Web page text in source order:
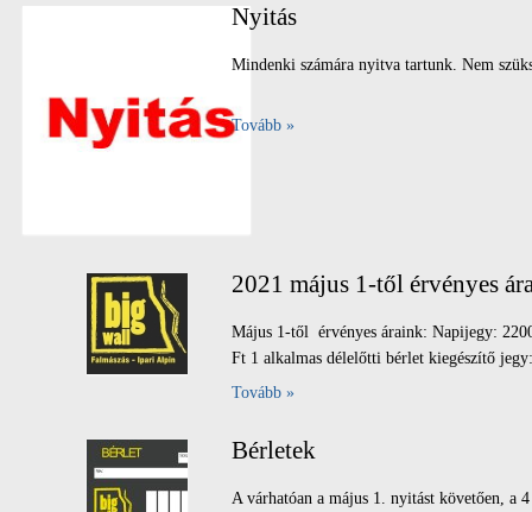
Nyitás
Mindenki számára nyitva tartunk. Nem
Tovább »
2021 május 1-től érvényes
Május 1-től érvényes áraink: Napijegy:
Ft 1 alkalmas délelőtti bérlet kiegészítő
Tovább »
Bérletek
A várhatóan a május 1. nyitást követően, a